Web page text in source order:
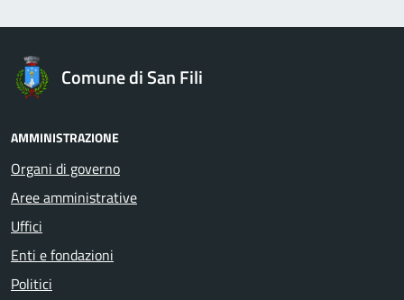
Comune di San Fili
AMMINISTRAZIONE
Organi di governo
Aree amministrative
Uffici
Enti e fondazioni
Politici